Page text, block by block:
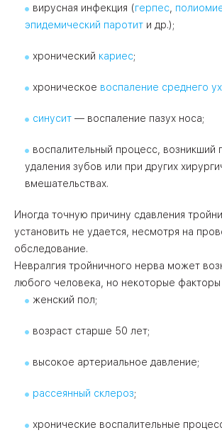
вирусная инфекция (герпес,
эпидемический паротит и др.);
хронический кариес;
хроническое воспаление среднего
синусит — воспаление пазух носа;
воспалительный процесс, возникший
удаления зубов или при других
вмешательствах.
Иногда точную причину сдавления
установить не удается, несмотря на
обследование.
Невралгия тройничного нерва может
любого человека, но некоторые
женский пол;
возраст старше 50 лет;
высокое артериальное давление;
рассеянный склероз;
хронические воспалительные